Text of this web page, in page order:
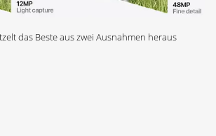
das Beste aus zwei Ausnahmen heraus